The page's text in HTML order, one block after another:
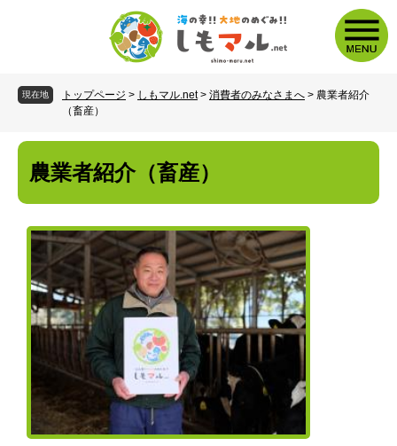
現在地 トップページ > しもマル.net > 消費者のみなさまへ > 農業者紹介
（畜産）
農業者紹介（畜産）